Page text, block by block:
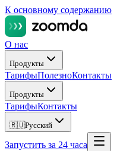
К основному содержанию
О нас
Продукты
ТарифыПолезноКонтакты
Продукты
ТарифыКонтакты
🇷🇺Русский
Запустить за 24 часа